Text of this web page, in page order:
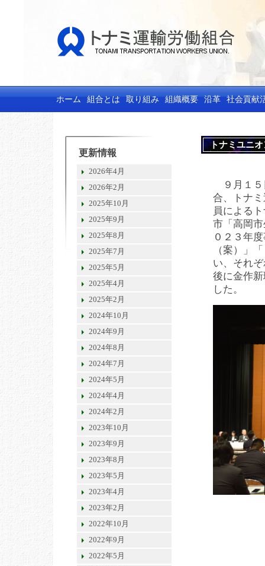
ホーム 組合とは 取り組み 組織概要 沿革 社会貢献
更新情報
2026年4月
2026年2月
2025年10月
2025年9月
2025年8月
2025年7月
2025年5月
2025年4月
2025年2月
2024年10月
2024年9月
2024年8月
2024年7月
2024年5月
2024年4月
2024年2月
2023年10月
2023年9月
2023年8月
2023年5月
2023年4月
2023年2月
2022年10月
2022年9月
2022年5月
トナミユニ
９月１
合、トナ
員による
市「高岡
０２３年
（案）」
い、それ
後に金作
した。